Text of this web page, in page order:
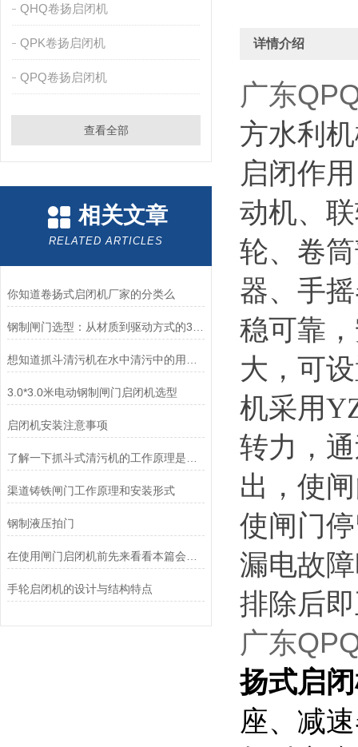
QHQ卷扬启闭机
QPK卷扬启闭机
QPQ卷扬启闭机
查看全部
相关文章
RELATED ARTICLES
你知道卷扬式启闭机厂家的分类么
3.0*3.0米电动钢制闸门启闭机选型
启闭机安装注意事项
渠道铸铁闸门工作原理和安装形式
钢制液压拍门
手轮启闭机的设计与结构特点
详情介绍
广东
方水利
启闭作
动机、
轮、卷
器、手
稳可靠
大，可
机采用
转力，
出，使
使闸门
漏电故
排除后
广东
扬式启
座、减